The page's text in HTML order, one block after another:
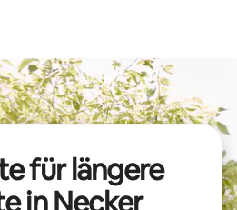
für längere
in Necker